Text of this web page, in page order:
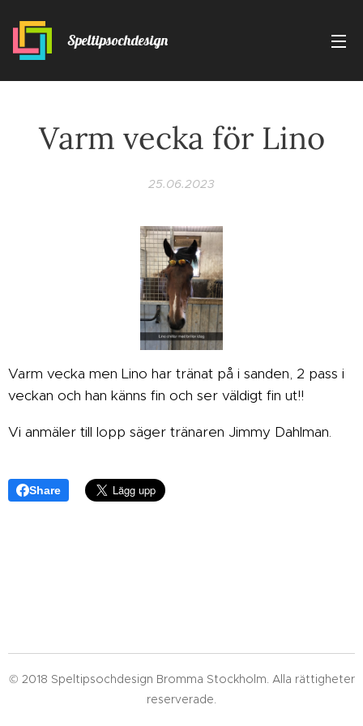
Speltipsochdesign
Varm vecka för Lino
25.06.2023
Varm vecka men Lino har tränat på i sanden, 2 pass i
veckan och han känns fin och ser väldigt fin ut!!
Vi anmäler till lopp säger tränaren Jimmy Dahlman.
Share
© 2018 Speltipsochdesign Bromma Stockholm. Alla rättigheter
reserverade.